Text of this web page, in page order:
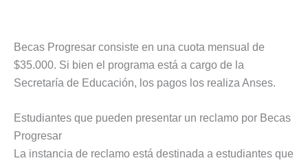
Becas Progresar consiste en una cuota mensual de
$35.000. Si bien el programa está a cargo de la
Secretaría de Educación, los pagos los realiza Anses.
Estudiantes que pueden presentar un reclamo por Becas
Progresar
La instancia de reclamo está destinada a estudiantes que